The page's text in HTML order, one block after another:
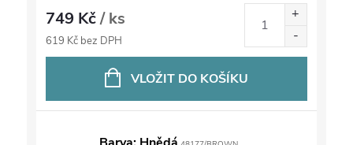
749 Kč/ ks
619 Kč bez DPH
VLOŽIT DO KOŠÍKU